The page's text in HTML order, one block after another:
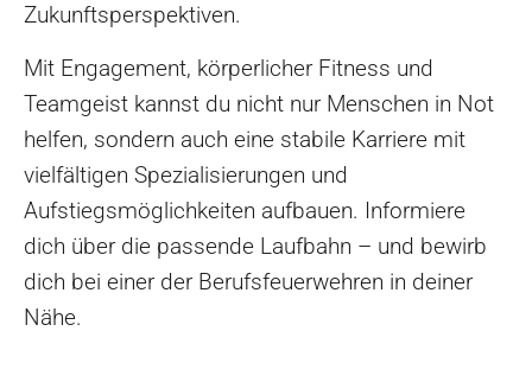
Zukunftsperspektiven.
Mit Engagement, körperlicher Fitness und
Teamgeist kannst du nicht nur Menschen in Not
helfen, sondern auch eine stabile Karriere mit
vielfältigen Spezialisierungen und
Aufstiegsmöglichkeiten aufbauen. Informiere
dich über die passende Laufbahn – und bewirb
dich bei einer der Berufsfeuerwehren in deiner
Nähe.